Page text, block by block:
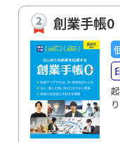
創業手帳0